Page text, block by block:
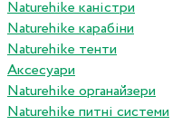
Naturehike каністри
Naturehike карабіни
Naturehike тенти
Аксесуари
Naturehike органайзери
Naturehike питні системи